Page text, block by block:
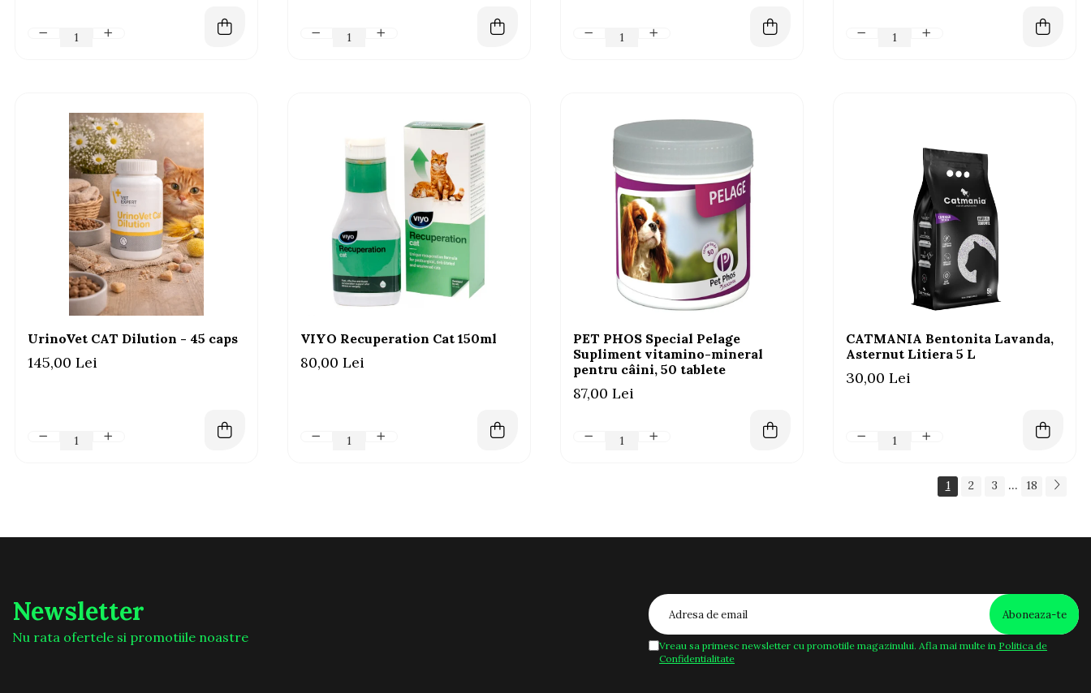
UrinoVet CAT Dilution - 45 caps
145,00 Lei
VIYO Recuperation Cat 150ml
80,00 Lei
PET PHOS Special Pelage
Supliment vitamino-mineral
pentru câini, 50 tablete
87,00 Lei
CATMANIA Bentonita Lavanda,
Asternut Litiera 5 L
30,00 Lei
1 2 3 ... 18
Newsletter
Nu rata ofertele si promotiile noastre
Vreau sa primesc newsletter cu promotiile magazinului. Afla mai multe in Politica de
Confidentialitate